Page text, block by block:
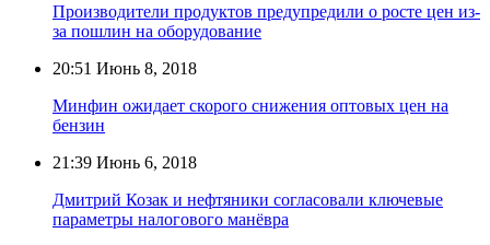
Производители продуктов предупредили о росте цен из-
за пошлин на оборудование
20:51 Июнь 8, 2018
Минфин ожидает скорого снижения оптовых цен на
бензин
21:39 Июнь 6, 2018
Дмитрий Козак и нефтяники согласовали ключевые
параметры налогового манёвра